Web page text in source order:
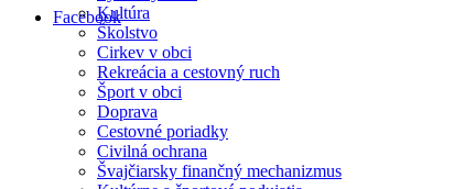
FacebookKultúra
Školstvo
Cirkev v obci
Rekreácia a cestovný ruch
Šport v obci
Doprava
Cestovné poriadky
Civilná ochrana
Švajčiarsky finančný mechanizmus